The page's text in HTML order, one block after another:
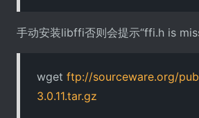
手动安装libffi否则会提示“ffi.h is
wget ftp://sourceware.org/
3.0.11.tar.gz